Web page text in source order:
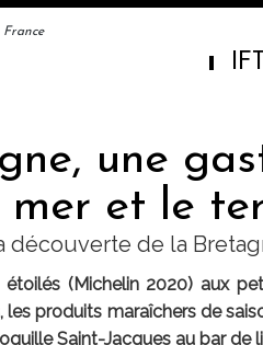
France
IFTM :
une
mer et le
découverte de la
(Michelin 2020) aux
les produits maraîchers de
Saint-Jacques au bar